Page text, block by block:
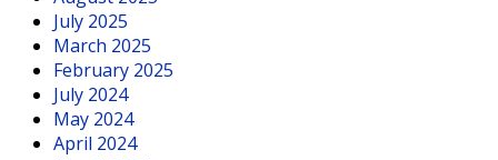
July 2025
March 2025
February 2025
July 2024
May 2024
April 2024